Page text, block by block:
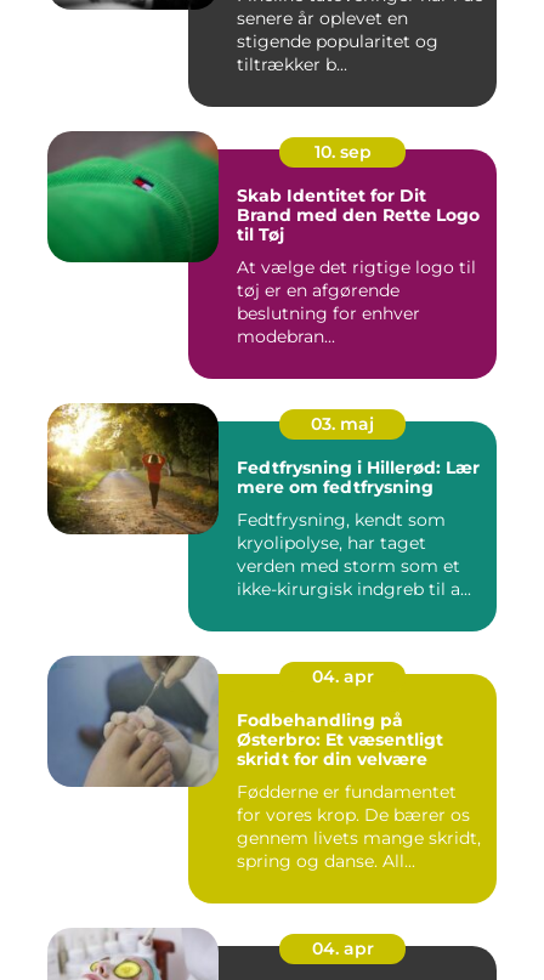
senere år oplevet en
stigende popularitet og
tiltrækker b...
10. sep
Skab Identitet for Dit
Brand med den Rette Logo
til Tøj
At vælge det rigtige logo til
tøj er en afgørende
beslutning for enhver
modebran...
03. maj
Fedtfrysning i Hillerød: Lær
mere om fedtfrysning
Fedtfrysning, kendt som
kryolipolyse, har taget
verden med storm som et
ikke-kirurgisk indgreb til a...
04. apr
Fodbehandling på
Østerbro: Et væsentligt
skridt for din velvære
Fødderne er fundamentet
for vores krop. De bærer os
gennem livets mange skridt,
spring og danse. All...
04. apr